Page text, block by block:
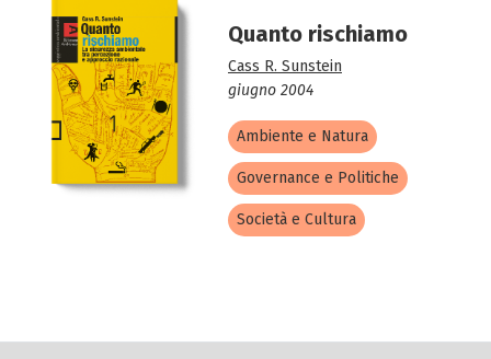
Quanto rischiamo
Cass R. Sunstein
giugno 2004
Ambiente e Natura
Governance e Politiche
Società e Cultura